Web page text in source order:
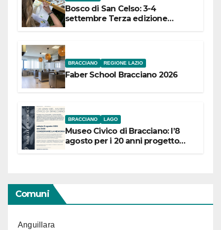
Bosco di San Celso: 3-4
settembre Terza edizione
BRACCIANO REGIONE LAZIO
Faber School Bracciano 2026
BRACCIANO LAGO
Museo Civico di Bracciano: l’8
agosto per i 20 anni progetto
Comuni
Anguillara